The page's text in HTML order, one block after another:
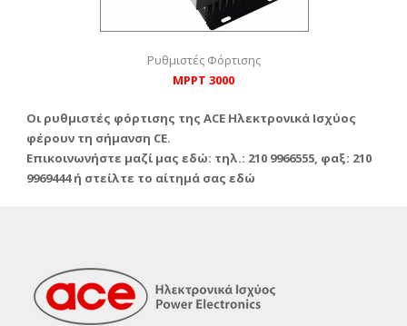
Ρυθμιστές Φόρτισης
MPPT 3000
Οι ρυθμιστές φόρτισης της ACE Ηλεκτρονικά Ισχύος
φέρουν τη σήμανση CE.
Επικοινωνήστε μαζί μας εδώ: τηλ.: 210 9966555, φαξ: 210
9969444 ή στείλτε το αίτημά σας εδώ